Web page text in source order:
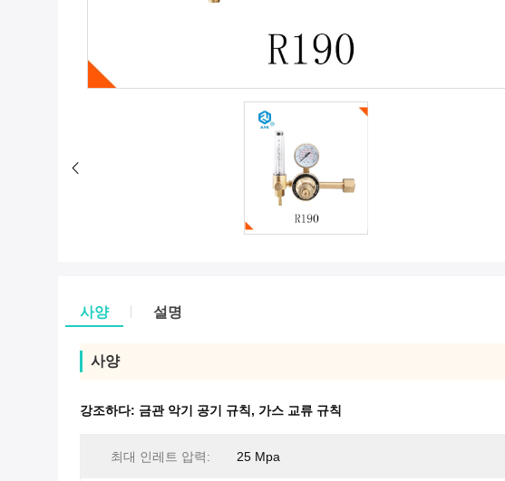
사양 설명
사양
강조하다: 금관 악기 공기 규칙, 가스 교류 규칙
최대 인레트 압력: 25 Mpa